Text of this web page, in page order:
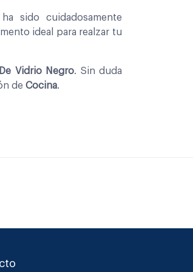
sido cuidadosamente
ideal para realzar tu
Vidrio Negro. Sin duda
de Cocina.